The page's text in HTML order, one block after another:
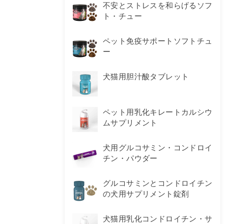
不安とストレスを和らげるソフ
ト・チュー
ペット免疫サポートソフトチュ
ー
犬猫用胆汁酸タブレット
ペット用乳化キレートカルシウ
ムサプリメント
犬用グルコサミン・コンドロイ
チン・パウダー
グルコサミンとコンドロイチン
の犬用サプリメント錠剤
犬猫用乳化コンドロイチン・サ